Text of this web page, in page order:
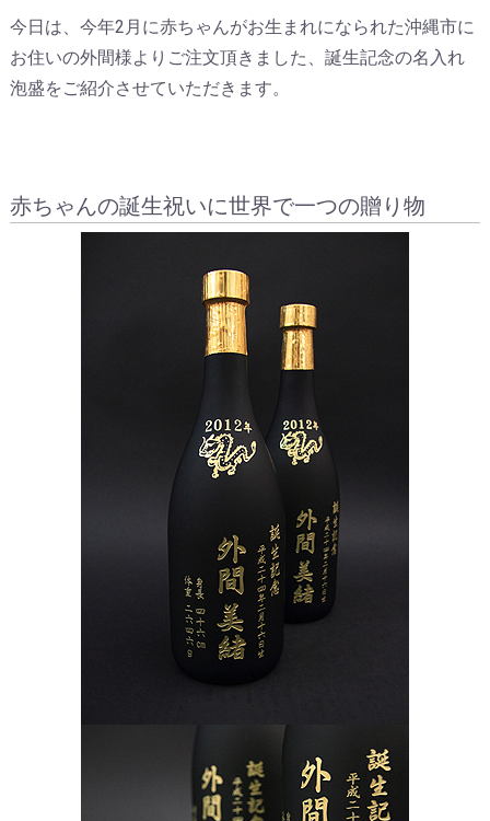
今日は、今年2月に赤ちゃんがお生まれになられた沖縄市に
お住いの外間様よりご注文頂きました、誕生記念の名入れ
泡盛をご紹介させていただきます。
赤ちゃんの誕生祝いに世界で一つの贈り物